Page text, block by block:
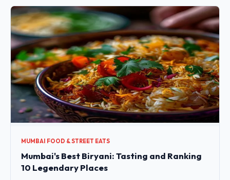
MUMBAI FOOD & STREET EATS
Mumbai's Best Biryani: Tasting and Ranking
10 Legendary Places